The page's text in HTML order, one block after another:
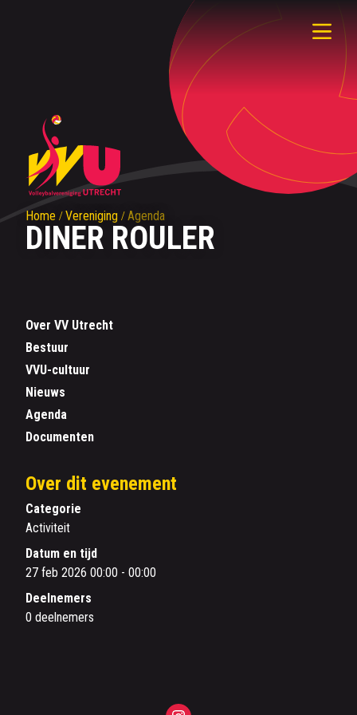
Home Vereniging Agenda
DINER ROULER
Over VV Utrecht
Bestuur
VVU-cultuur
Nieuws
Agenda
Documenten
Over dit evenement
Categorie
Activiteit
Datum en tijd
27 feb 2026 00:00 - 00:00
Deelnemers
0 deelnemers